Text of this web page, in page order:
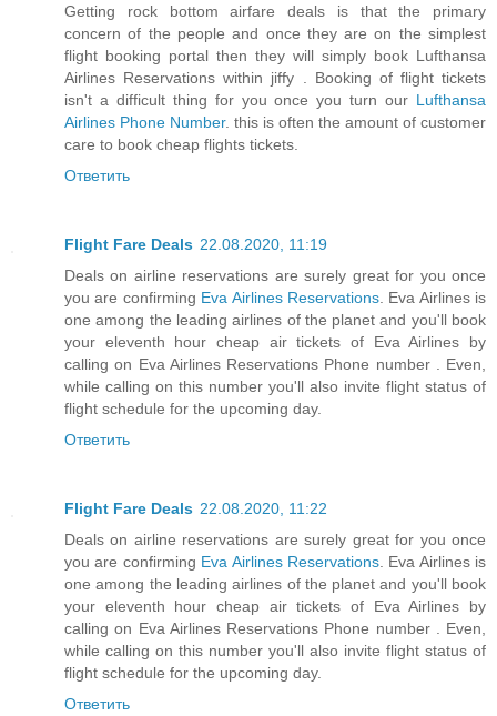
Getting rock bottom airfare deals is that the primary
concern of the people and once they are on the simplest
flight booking portal then they will simply book Lufthansa
Airlines Reservations within jiffy . Booking of flight tickets
isn't a difficult thing for you once you turn our Lufthansa
Airlines Phone Number. this is often the amount of customer
care to book cheap flights tickets.
Ответить
Flight Fare Deals 22.08.2020, 11:19
Deals on airline reservations are surely great for you once
you are confirming Eva Airlines Reservations. Eva Airlines is
one among the leading airlines of the planet and you'll book
your eleventh hour cheap air tickets of Eva Airlines by
calling on Eva Airlines Reservations Phone number . Even,
while calling on this number you'll also invite flight status of
flight schedule for the upcoming day.
Ответить
Flight Fare Deals 22.08.2020, 11:22
Deals on airline reservations are surely great for you once
you are confirming Eva Airlines Reservations. Eva Airlines is
one among the leading airlines of the planet and you'll book
your eleventh hour cheap air tickets of Eva Airlines by
calling on Eva Airlines Reservations Phone number . Even,
while calling on this number you'll also invite flight status of
flight schedule for the upcoming day.
Ответить